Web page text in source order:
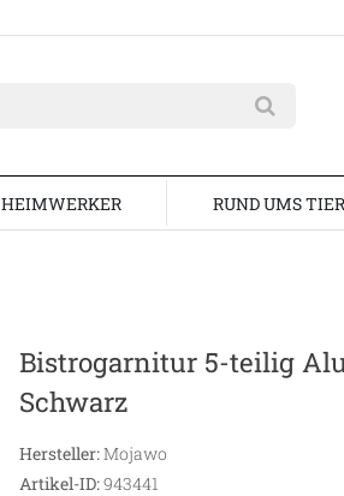
HEIMWERKER RUND UMS TIER
Bistrogarnitur 5-teilig
Schwarz
Hersteller:Mojawo
Artikel-ID:943441